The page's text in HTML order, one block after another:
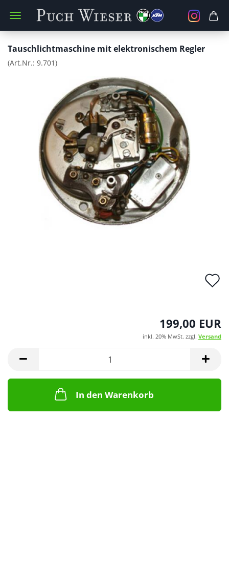
Tauschlichtmaschine mit elektronischem Regler
(Art.Nr.: 9.701)
199,00 EUR
inkl. 20% MwSt. zzgl. Versand
In den Warenkorb